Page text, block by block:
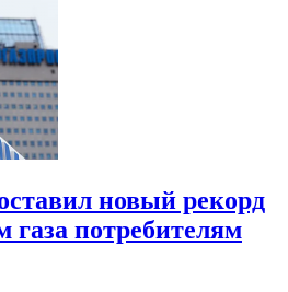
новый рекорд
газа потребителям